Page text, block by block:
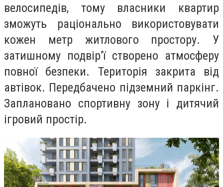
велосипедів, тому власники квартир
зможуть раціонально використовувати
кожен метр житлового простору. У
затишному подвір’ї створено атмосферу
повної безпеки. Територія закрита від
автівок. Передбачено підземний паркінг.
Заплановано спортивну зону і дитячий
ігровий простір.